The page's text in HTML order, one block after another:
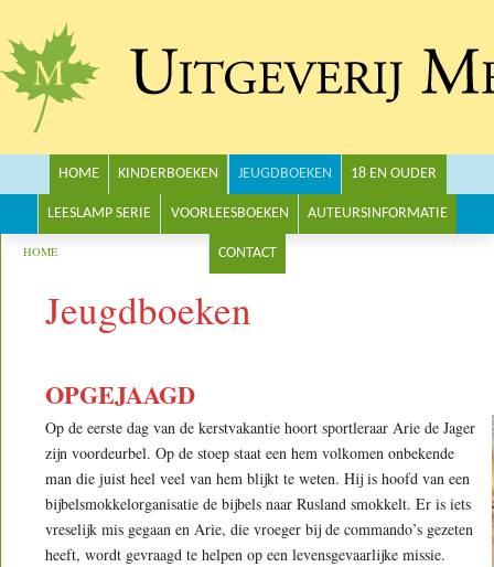
You are here
HOME
Jeugdboeken
OPGEJAAGD
Op de eerste dag van de kerstvakantie hoort sportleraar Arie de Jager
zijn voordeurbel. Op de stoep staat een hem volkomen onbekende
man die juist heel veel van hem blijkt te weten. Hij is hoofd van een
bijbelsmokkelorganisatie de bijbels naar Rusland smokkelt. Er is iets
vreselijk mis gegaan en Arie, die vroeger bij de commando’s gezeten
heeft, wordt gevraagd te helpen op een levensgevaarlijke missie.
Main menu
HOME KINDERBOEKEN JEUGDBOEKEN 18 EN OUDER
LEESLAMP SERIE VOORLEESBOEKEN AUTEURSINFORMATIE
CONTACT